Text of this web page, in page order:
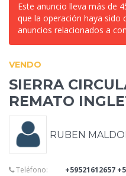
Este anuncio lleva más de
que la operación haya sido
anuncios relacionados a
VENDO
SIERRA
REMATO
RUBEN
Teléfono:
+59521612657